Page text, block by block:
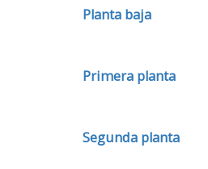
Planta baja
Primera planta
Segunda planta